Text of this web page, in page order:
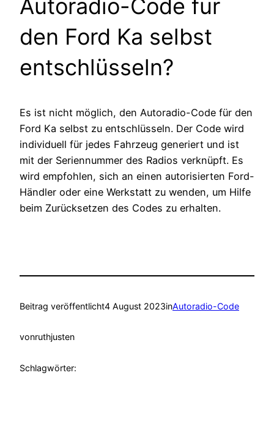
Autoradio-Code für
den Ford Ka selbst
entschlüsseln?
Es ist nicht möglich, den Autoradio-Code für den
Ford Ka selbst zu entschlüsseln. Der Code wird
individuell für jedes Fahrzeug generiert und ist
mit der Seriennummer des Radios verknüpft. Es
wird empfohlen, sich an einen autorisierten Ford-
Händler oder eine Werkstatt zu wenden, um Hilfe
beim Zurücksetzen des Codes zu erhalten.
Beitrag veröffentlicht4 August 2023inAutoradio-Code
vonruthjusten
Schlagwörter: